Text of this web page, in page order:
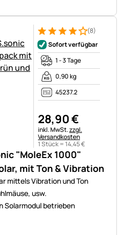
"MoleEx 1000"
mit Ton & Vibration
mittels Vibration und Ton
usw.
Solarmodul betrieben
Bewertung: 4 von 5 (8
8 Bewertungen
(8)
Sofort verfügbar
1 - 3 Tage
0,90 kg
45237.2
28,90€
Steuerhinweis:
inkl. MwSt.zzgl.
Versandkosten
1 Stück =14,45€